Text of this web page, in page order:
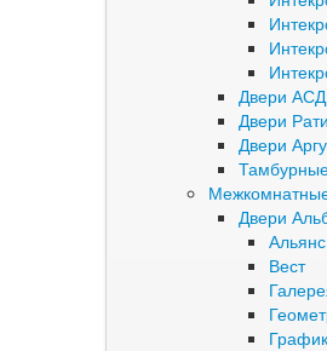
Двери АСД
Двери
Двери
Двери
Альянс
Вест